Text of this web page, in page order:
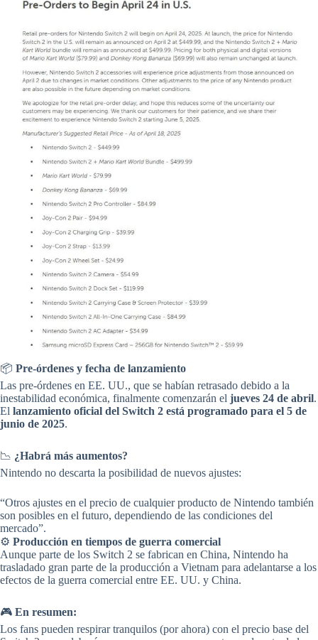
📦 Pre-órdenes y fecha de lanzamiento
Las pre-órdenes en EE. UU., que se habían retrasado debido a la
inestabilidad económica, finalmente comenzarán el jueves 24 de abril.
El lanzamiento oficial del Switch 2 está programado para el 5 de
junio de 2025.
📉 ¿Habrá más aumentos?
Nintendo no descarta la posibilidad de nuevos ajustes:
“Otros ajustes en el precio de cualquier producto de Nintendo también
son posibles en el futuro, dependiendo de las condiciones del
mercado”.
⚙️ Producción en tiempos de guerra comercial
Aunque parte de los Switch 2 se fabrican en China, Nintendo ha
trasladado gran parte de la producción a Vietnam para adelantarse a los
efectos de la guerra comercial entre EE. UU. y China.
🎮 En resumen:
Los fans pueden respirar tranquilos (por ahora) con el precio base del